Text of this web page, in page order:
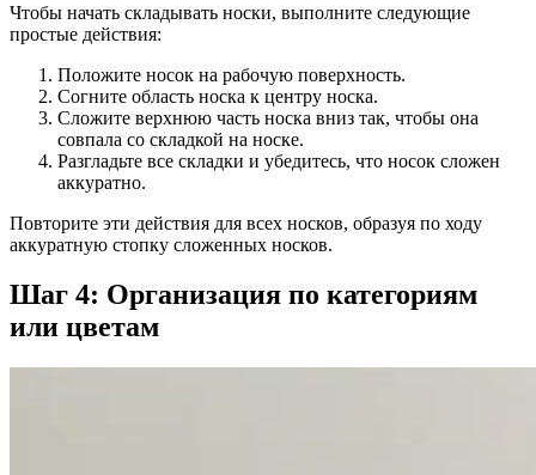
Чтобы начать складывать носки, выполните следующие
простые действия:
Положите носок на рабочую поверхность.
Согните область носка к центру носка.
Сложите верхнюю часть носка вниз так, чтобы она
совпала со складкой на носке.
Разгладьте все складки и убедитесь, что носок сложен
аккуратно.
Повторите эти действия для всех носков, образуя по ходу
аккуратную стопку сложенных носков.
Шаг 4: Организация по категориям
или цветам